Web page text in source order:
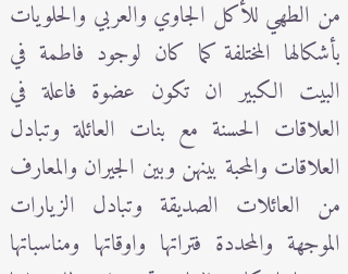
من الطهي للأكل الجاوي والعربي والحلويات
بأشكالها المختلفة كما كان لوجود فاطمة في
البيت الكبير ان تكون عضوة فاعلة في
العلاقات الحسنة مع بنات العائلة وتبادل
العلاقات والمحبة بينهن وبين الجيران والمعارف
من العائلات الصديقة وتبادل الزيارات
الموجهة والمحددة فتراتها واوقاتها ومناسباتها